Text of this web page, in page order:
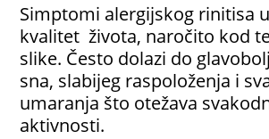
Simptomi alergijskog rinitisa
kvalitet života, naročito kod
slike. Često dolazi do
sna, slabijeg raspoloženja i
umaranja što otežava
aktivnosti.